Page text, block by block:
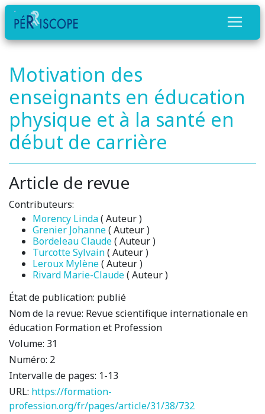
Motivation des
enseignants en éducation
physique et à la santé en
début de carrière
Article de revue
Contributeurs:
Morency Linda( Auteur )
Grenier Johanne( Auteur )
Bordeleau Claude( Auteur )
Turcotte Sylvain( Auteur )
Leroux Mylène( Auteur )
Rivard Marie-Claude( Auteur )
État de publication: publié
Nom de la revue: Revue scientifique internationale en
éducation Formation et Profession
Volume: 31
Numéro: 2
Intervalle de pages: 1-13
URL: https://formation-
profession.org/fr/pages/article/31/38/732